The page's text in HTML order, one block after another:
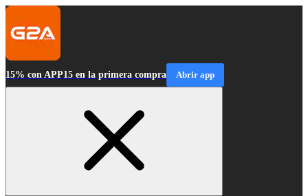
15% con APP15 en la primera compra Abrir app